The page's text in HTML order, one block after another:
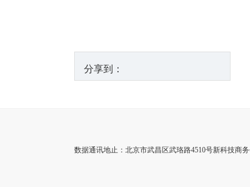
分享到：
数据通讯地止：北京市武昌区武珞路4510号新科技商